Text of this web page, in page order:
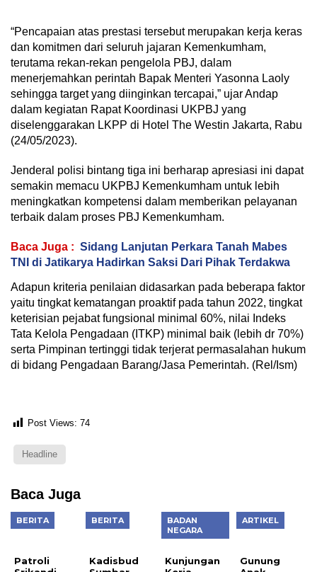
“Pencapaian atas prestasi tersebut merupakan kerja keras
dan komitmen dari seluruh jajaran Kemenkumham,
terutama rekan-rekan pengelola PBJ, dalam
menerjemahkan perintah Bapak Menteri Yasonna Laoly
sehingga target yang diinginkan tercapai,” ujar Andap
dalam kegiatan Rapat Koordinasi UKPBJ yang
diselenggarakan LKPP di Hotel The Westin Jakarta, Rabu
(24/05/2023).
Jenderal polisi bintang tiga ini berharap apresiasi ini dapat
semakin memacu UKPBJ Kemenkumham untuk lebih
meningkatkan kompetensi dalam memberikan pelayanan
terbaik dalam proses PBJ Kemenkumham.
Baca Juga : Sidang Lanjutan Perkara Tanah Mabes
TNI di Jatikarya Hadirkan Saksi Dari Pihak Terdakwa
Adapun kriteria penilaian didasarkan pada beberapa faktor
yaitu tingkat kematangan proaktif pada tahun 2022, tingkat
keterisian pejabat fungsional minimal 60%, nilai Indeks
Tata Kelola Pengadaan (ITKP) minimal baik (lebih dr 70%)
serta Pimpinan tertinggi tidak terjerat permasalahan hukum
di bidang Pengadaan Barang/Jasa Pemerintah. (Rel/Ism)
Post Views: 74
Headline
Baca Juga
BERITA
Patroli
Pekalongan
BERITA
Kadisbud
BADAN
NEGARA
Kunjungan
ARTIKEL
Gunung